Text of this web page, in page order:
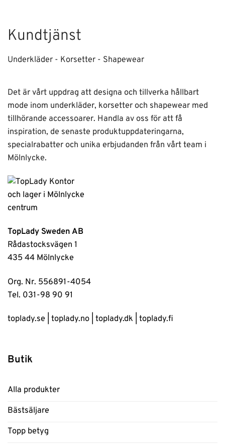
Kundtjänst
Underkläder - Korsetter - Shapewear
Det är vårt uppdrag att designa och tillverka hållbart
mode inom underkläder, korsetter och shapewear med
tillhörande accessoarer. Handla av oss för att få
inspiration, de senaste produktuppdateringarna,
specialrabatter och unika erbjudanden från vårt team i
Mölnlycke.
TopLady Sweden AB
Rådastocksvägen 1
435 44 Mölnlycke
Org. Nr. 556891-4054
Tel. 031-98 90 91
toplady.se toplady.no toplady.dk toplady.fi
Butik
Alla produkter
Bästsäljare
Topp betyg